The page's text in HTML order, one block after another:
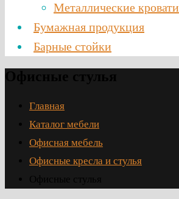
Металлические кровати
Бумажная продукция
Барные стойки
Главная
Каталог мебели
Офисная мебель
Офисные кресла и стулья